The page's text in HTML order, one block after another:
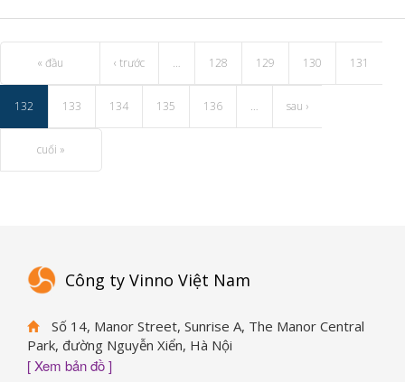
« đầu ‹ trước … 128 129 130 131
132 133 134 135 136 … sau ›
cuối »
Công ty Vinno Việt Nam
Số 14, Manor Street, Sunrise A, The Manor Central
Park, đường Nguyễn Xiển, Hà Nội
[ Xem bản đồ ]